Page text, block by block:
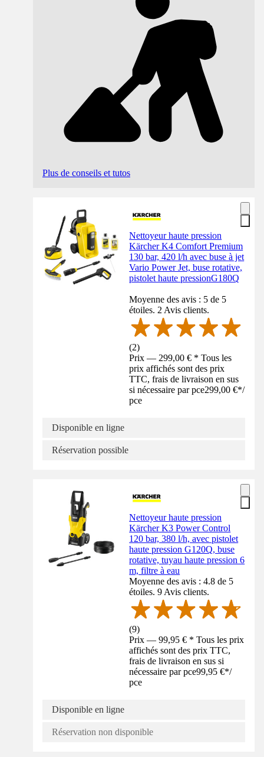
Plus de conseils et tutos
Nettoyeur haute pression
Kärcher K4 Comfort Premium
130 bar, 420 l/h avec buse à jet
Vario Power Jet, buse rotative,
pistolet haute pressionG180Q
Moyenne des avis : 5 de 5
étoiles. 2 Avis clients.
(2)
Prix — 299,00 € * Tous les
prix affichés sont des prix
TTC, frais de livraison en sus
si nécessaire par pce299,00 €*/
pce
Disponible en ligne
Réservation possible
Nettoyeur haute pression
Kärcher K3 Power Control
120 bar, 380 l/h, avec pistolet
haute pression G120Q, buse
rotative, tuyau haute pression 6
m, filtre à eau
Moyenne des avis : 4.8 de 5
étoiles. 9 Avis clients.
(9)
Prix — 99,95 € * Tous les prix
affichés sont des prix TTC,
frais de livraison en sus si
nécessaire par pce99,95 €*/
pce
Disponible en ligne
Réservation non disponible